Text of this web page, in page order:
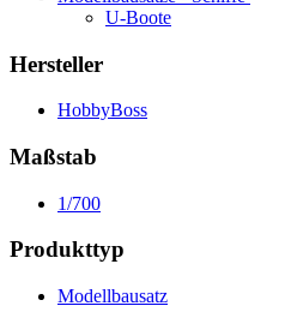
U-Boote
Hersteller
HobbyBoss
Maßstab
1/700
Produkttyp
Modellbausatz